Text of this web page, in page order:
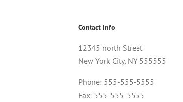
Contact Info
12345 north Street
New York City, NY 555555
Phone: 555-555-5555
Fax: 555-555-5555